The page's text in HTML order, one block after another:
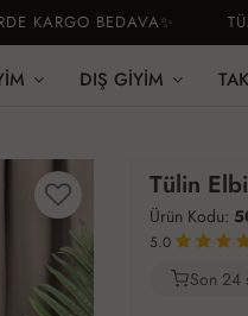
BEDAVA✨ TÜM
DIŞ GIYIM
Tülin
Ürün Kodu:
5.0
Son 24